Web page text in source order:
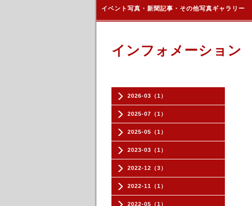
イベント写真・新聞記事・その他写真ギャラリー
2026-03（1）
2025-07（1）
2025-05（1）
2023-03（1）
2022-12（3）
2022-11（1）
2022-05（1）
インフォメーション